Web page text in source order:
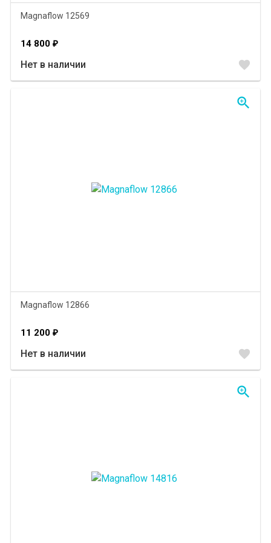
Magnaflow 12569
14 800 ₽
Нет в наличии favorite
Magnaflow 12866
11 200 ₽
Нет в наличии favorite
zoom_in
zoom_in